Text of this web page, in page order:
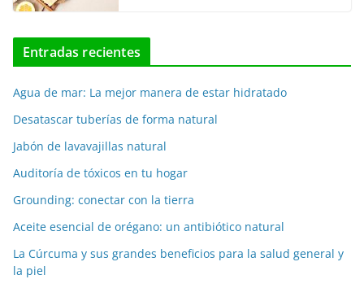
Entradas recientes
Agua de mar: La mejor manera de estar hidratado
Desatascar tuberías de forma natural
Jabón de lavavajillas natural
Auditoría de tóxicos en tu hogar
Grounding: conectar con la tierra
Aceite esencial de orégano: un antibiótico natural
La Cúrcuma y sus grandes beneficios para la salud general y
la piel